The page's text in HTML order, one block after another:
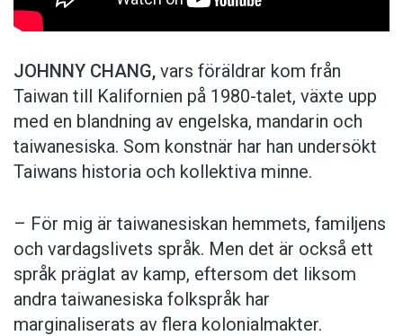
JOHNNY CHANG, vars föräldrar kom från
Taiwan till Kalifornien på 1980-talet, växte upp
med en blandning av engelska, mandarin och
taiwanesiska. Som konstnär har han undersökt
Taiwans historia och kollektiva minne.
– För mig är taiwanesiskan hemmets, familjens
och vardagslivets språk. Men det är också ett
språk präglat av kamp, eftersom det liksom
andra taiwanesiska folkspråk har
marginaliserats av flera kolonialmakter.